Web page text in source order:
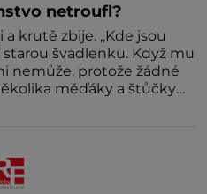
netroufl?
a krutě zbije. „Kde jsou
starou švadlenku. Když mu
nemůže, protože žádné
měďáky a štůčky